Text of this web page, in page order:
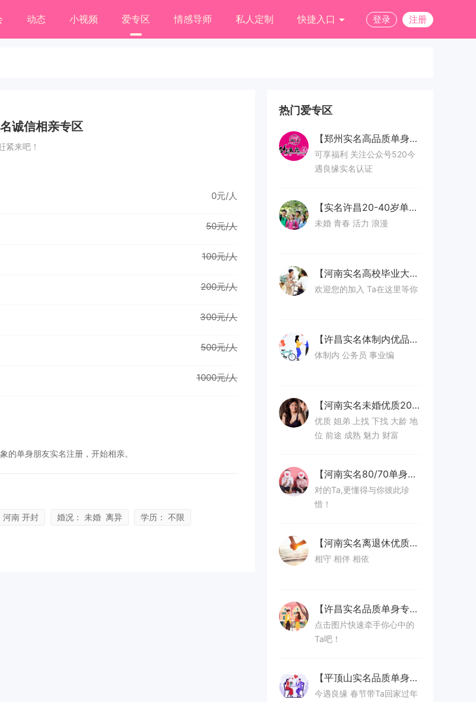
动态 小视频 爱专区 情感导师 私人定制 快捷入口 登录 注册
诚信相亲专区
紧来吧！
0元/人
50元/人
100元/人
200元/人
300元/人
500元/人
1000元/人
的单身朋友实名注册，开始相亲。
河南 开封 婚况： 未婚 离异 学历： 不限
热门爱专区
【郑州实名高品质单身专区】
可享福利 关注公众号520今
遇良缘实名认证
【实名许昌20-40岁单身人士群】
未婚 青春 活力 浪漫
【河南实名高校毕业大学生单身专区】
欢迎您的加入 Ta在这里等你
【许昌实名体制内优品单身专区】
体制内 公务员 事业编
【河南实名未婚优质20-40岁单身群】
优质 姐弟 上找 下找 大龄 地
位 前途 成熟 魅力 财富
【河南实名80/70单身优品专区】
对的Ta,更懂得与你彼此珍
惜！
【河南实名离退休优质单身专区】
相守 相伴 相依
【许昌实名品质单身专区】
点击图片快速牵手你心中的
Ta吧！
【平顶山实名品质单身相亲专区】
今遇良缘 春节带Ta回家过年